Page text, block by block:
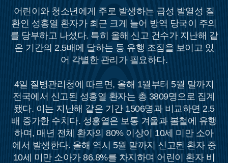
어린이와 청소년에게 주로 발생하는 급성 발열성 질
환인 성홍열 환자가 최근 크게 늘어 방역 당국이 주의
를 당부하고 나섰다. 특히 올해 신고 건수가 지난해 같
은 기간의 2.5배에 달하는 등 유행 조짐을 보이고 있
어 각별한 관리가 필요하다.
4일 질병관리청에 따르면, 올해 1월부터 5월 말까지
전국에서 신고된 성홍열 환자는 총 3809명으로 집계
됐다. 이는 지난해 같은 기간 1506명과 비교하면 2.5
배 증가한 수치다. 성홍열은 보통 겨울과 봄철에 유행
하며, 매년 전체 환자의 80% 이상이 10세 미만 소아
에서 발생한다. 올해 역시 5월 말까지 신고된 환자 중
10세 미만 소아가 86.8%를 차지하며 어린이 환자 비